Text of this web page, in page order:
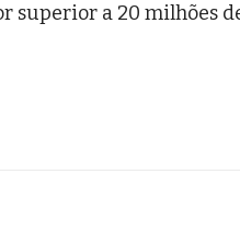
superior a 20 milhões